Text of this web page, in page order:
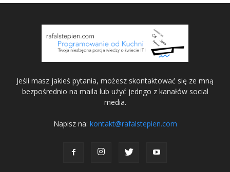
Jeśli masz jakieś pytania, możesz skontaktować się ze mną
bezpośrednio na maila lub użyć jedngo z kanałów social
media.
Napisz na: kontakt@rafalstepien.com